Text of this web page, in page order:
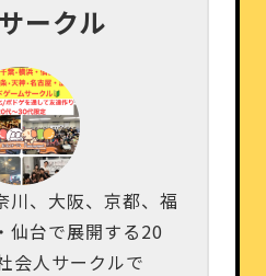
ークル
川、大阪、京都、福
仙台で展開する20
会人サークルで